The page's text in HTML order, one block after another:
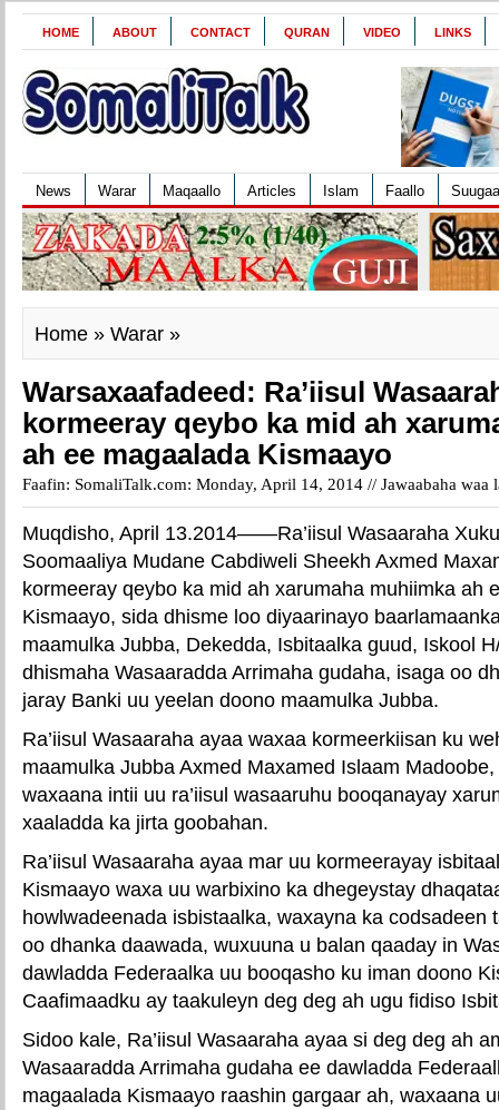
HOME ABOUT CONTACT QURAN VIDEO LINKS
News Warar Maqaallo Articles Islam Faallo
Home » Warar »
Warsaxaafadeed: Ra’iisul
kormeeray qeybo ka mid ah
ah ee magaalada Kismaayo
Faafin: SomaliTalk.com: Monday, April 14, 2014 // Jawaabaha waa
Muqdisho, April 13.2014——Ra’iisul Wasaaraha
Soomaaliya Mudane Cabdiweli Sheekh Axmed
kormeeray qeybo ka mid ah xarumaha muhiimka ah
Kismaayo, sida dhisme loo diyaarinayo
maamulka Jubba, Dekedda, Isbitaalka guud, Iskool
dhismaha Wasaaradda Arrimaha gudaha, isaga oo
jaray Banki uu yeelan doono maamulka Jubba.
Ra’iisul Wasaaraha ayaa waxaa kormeerkiisan ku
maamulka Jubba Axmed Maxamed Islaam
waxaana intii uu ra’iisul wasaaruhu booqanayay
xaaladda ka jirta goobahan.
Ra’iisul Wasaaraha ayaa mar uu kormeerayay
Kismaayo waxa uu warbixino ka dhegeystay
howlwadeenada isbistaalka, waxayna ka codsadeen
oo dhanka daawada, wuxuuna u balan qaaday in
dawladda Federaalka uu booqasho ku iman doono
Caafimaadku ay taakuleyn deg deg ah ugu fidiso
Sidoo kale, Ra’iisul Wasaaraha ayaa si deg deg ah
Wasaaradda Arrimaha gudaha ee dawladda
magaalada Kismaayo raashin gargaar ah, waxaana